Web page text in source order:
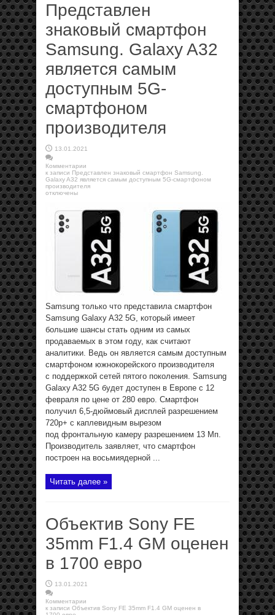
Представлен
знаковый смартфон
Samsung. Galaxy A32
является самым
доступным 5G-
смартфоном
производителя
13.01.2021
Комментарии
к записи Представлен знаковый смартфон Samsung.
Galaxy A32 является самым доступным 5G-смартфоном
производителя
отключены
Samsung только что представила смартфон
Samsung Galaxy A32 5G, который имеет
большие шансы стать одним из самых
продаваемых в этом году, как считают
аналитики. Ведь он является самым доступным
смартфоном южнокорейского производителя
с поддержкой сетей пятого поколения. Samsung
Galaxy A32 5G будет доступен в Европе с 12
февраля по цене от 280 евро. Смартфон
получил 6,5-дюймовый дисплей разрешением
720p+ с каплевидным вырезом
под фронтальную камеру разрешением 13 Мп.
Производитель заявляет, что смартфон
построен на восьмиядерной ...
Читать далее »
Объектив Sony FE
35mm F1.4 GM оценен
в 1700 евро
13.01.2021
Комментарии
к записи Объектив Sony FE 35mm F1.4 GM оценен в